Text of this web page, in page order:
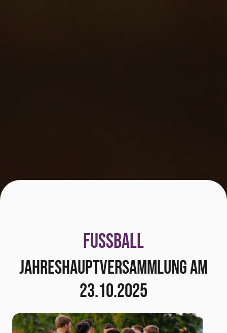
FUSSBALL
Jahreshauptversammlung am
23.10.2025